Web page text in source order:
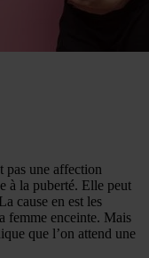
pas une affection
à la puberté. Elle peut
cause en est les
femme enceinte. Mais
que l’on attend une